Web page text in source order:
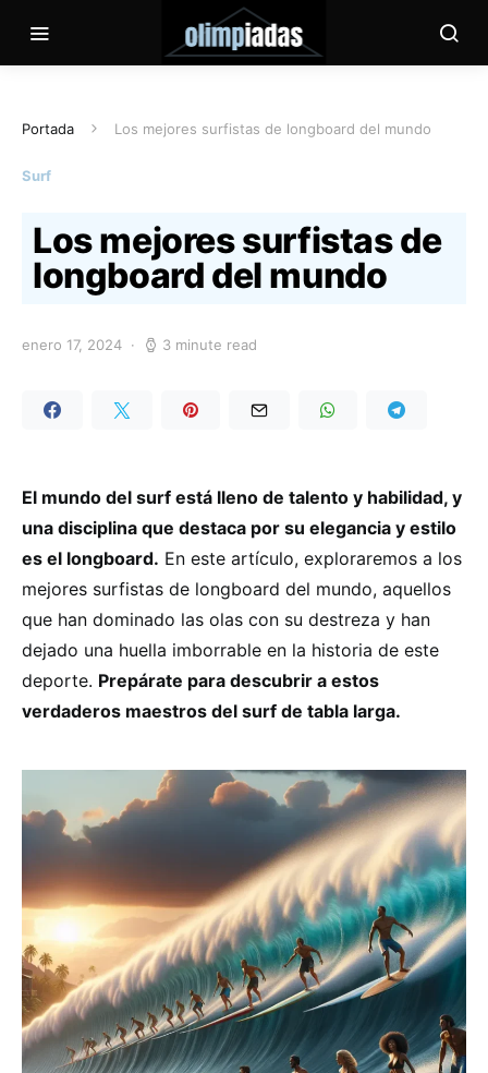
Portada Los mejores surfistas de longboard del mundo
Surf
Los mejores surfistas de
longboard del mundo
enero 17, 2024 3 minute read
El mundo del surf está lleno de talento y habilidad, y
una disciplina que destaca por su elegancia y estilo
es el longboard. En este artículo, exploraremos a los
mejores surfistas de longboard del mundo, aquellos
que han dominado las olas con su destreza y han
dejado una huella imborrable en la historia de este
deporte. Prepárate para descubrir a estos
verdaderos maestros del surf de tabla larga.